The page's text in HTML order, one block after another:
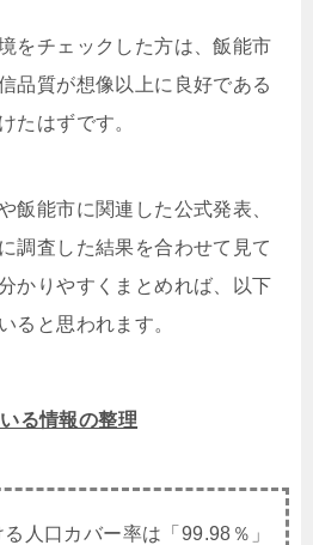
をチェックした方は、飯能市
品質が想像以上に良好である
たはずです。
飯能市に関連した公式発表、
調査した結果を合わせて見て
かりやすくまとめれば、以下
ると思われます。
る情報の整理
人口カバー率は「99.98％」